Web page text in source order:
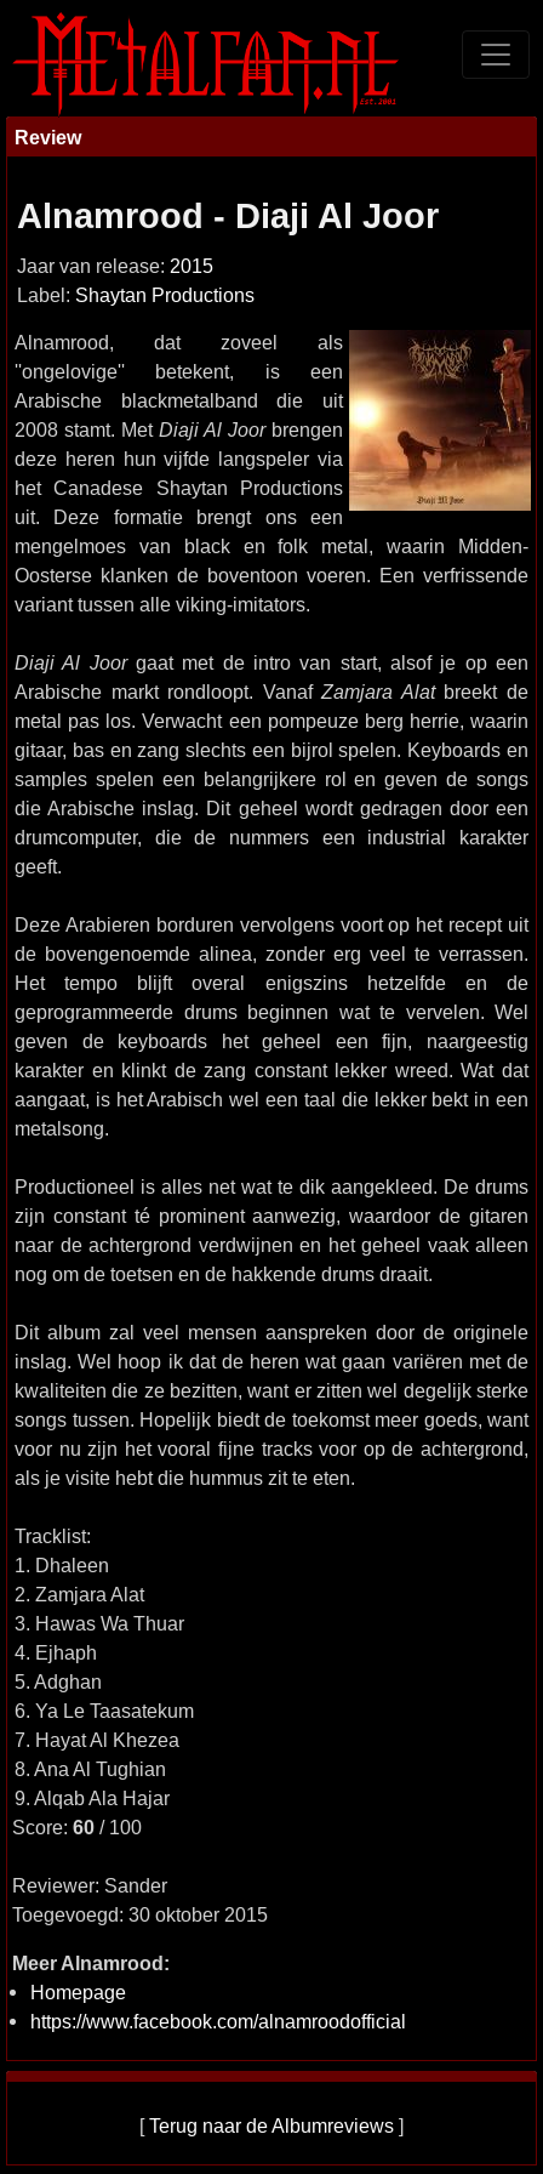
Review
Alnamrood - Diaji Al Joor
Jaar van release: 2015
Label: Shaytan Productions
Alnamrood, dat zoveel als
''ongelovige'' betekent, is een
Arabische blackmetalband die uit
2008 stamt. Met Diaji Al Joorbrengen
deze heren hun vijfde langspeler via
het Canadese Shaytan Productions
uit. Deze formatie brengt ons een
mengelmoes van black en folk metal, waarin Midden-
Oosterse klanken de boventoon voeren. Een verfrissende
variant tussen alle viking-imitators.
Diaji Al Joorgaat met de intro van start, alsof je op een
Arabische markt rondloopt. VanafZamjara Alat breekt de
metal pas los. Verwacht een pompeuze berg herrie, waarin
gitaar, bas en zang slechts een bijrol spelen. Keyboards en
samples spelen een belangrijkere rol en geven de songs
die Arabische inslag. Dit geheel wordt gedragen door een
drumcomputer, die de nummers een industrial karakter
geeft.
Deze Arabieren borduren vervolgens voort op het recept uit
de bovengenoemde alinea, zonder erg veel te verrassen.
Het tempo blijft overal enigszins hetzelfde en de
geprogrammeerde drums beginnen wat te vervelen. Wel
geven de keyboards het geheel een fijn, naargeestig
karakter en klinkt de zang constant lekker wreed. Wat dat
aangaat, is het Arabisch wel een taal die lekker bekt in een
metalsong.
Productioneel is alles net wat te dik aangekleed. De drums
zijn constant té prominent aanwezig, waardoor de gitaren
naar de achtergrond verdwijnen en het geheel vaak alleen
nog om de toetsen en de hakkende drums draait.
Dit album zal veel mensen aanspreken door de originele
inslag. Wel hoop ik dat de heren wat gaan variëren met de
kwaliteiten die ze bezitten, want er zitten wel degelijk sterke
songs tussen. Hopelijk biedt de toekomst meer goeds, want
voor nu zijn het vooral fijne tracks voor op de achtergrond,
als je visite hebt die hummus zit te eten.
Tracklist:
1. Dhaleen
2. Zamjara Alat
3. Hawas Wa Thuar
4. Ejhaph
5. Adghan
6. Ya Le Taasatekum
7. Hayat Al Khezea
8. Ana Al Tughian
9. Alqab Ala Hajar
Score: 60 / 100
Reviewer: Sander
Toegevoegd: 30 oktober 2015
Meer Alnamrood:
Homepage
https://www.facebook.com/alnamroodofficial
[Terug naar de Albumreviews ]